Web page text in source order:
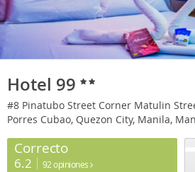
Hotel 99
#8 Pinatubo Street Corner Matulin
Porres Cubao, Quezon City, Manila,
Correcto
6.2 92 opiniones